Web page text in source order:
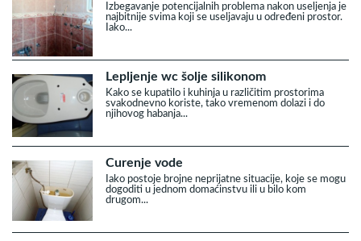
Izbegavanje potencijalnih problema nakon useljenja je
najbitnije svima koji se useljavaju u određeni prostor.
Iako...
Lepljenje wc šolje silikonom
Kako se kupatilo i kuhinja u različitim prostorima
svakodnevno koriste, tako vremenom dolazi i do
njihovog habanja...
Curenje vode
Iako postoje brojne neprijatne situacije, koje se mogu
dogoditi u jednom domaćinstvu ili u bilo kom
drugom...